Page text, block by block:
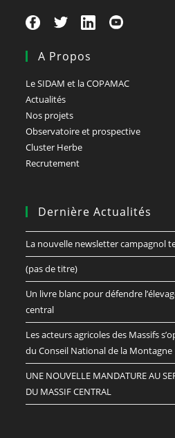
A Propos
Le SIDAM et la COPAMAC
Actualités
Nos projets
Observatoire et prospective
Cluster Herbe
Recrutement
Dernière Actualités
La nouvelle newsletter campagnol
(pas de titre)
Un livre blanc pour défendre
central
Les acteurs agricoles des Massifs
du Conseil National de la Montagne
UNE NOUVELLE MANDATURE AU
DU MASSIF CENTRAL